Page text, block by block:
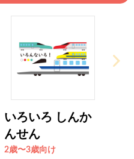
いろいろ しんか
んせん
2歳〜3歳向け